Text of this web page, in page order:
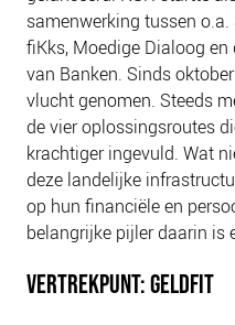
samenwerking tussen
fiKks, Moedige Dialoog en
van Banken. Sinds
vlucht genomen. Steeds
de vier oplossingsroutes
krachtiger ingevuld. Wat
deze landelijke
op hun financiële en
belangrijke pijler daarin is
VERTREKPUNT: GELDFIT